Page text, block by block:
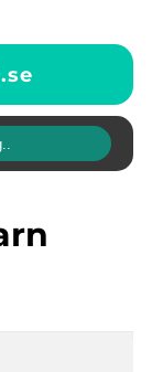
se